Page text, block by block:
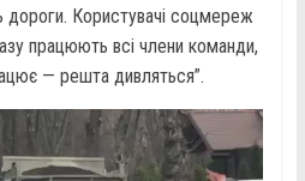
Користувачі соцмереж
працюють всі члени команди,
— решта дивляться”.